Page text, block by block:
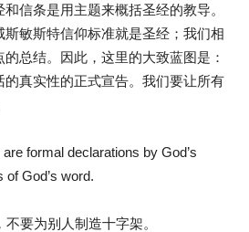
信条是用主题来概括圣经的教导。
敏斯特信仰标准就是圣经；我们相
总结。因此，这里的大致蓝图是：
真实性的正式宣告。我们要让所有
formal declarations by God’s
of God’s word.
要为别人制造十字架。